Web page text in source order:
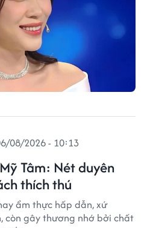
Tâm: Nét duyên
thích thú
08/2026 - 10:13
ẩm thực hấp dẫn, xứ
còn gây thương nhớ bởi chất